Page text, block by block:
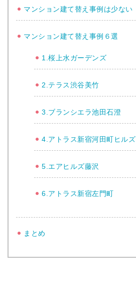
マンション建て替え事例は少ない
マンション建て替え事例６選
1.桜上水ガーデンズ
2.テラス渋谷美竹
3.ブランシエラ池田石澄
4.アトラス新宿河田町ヒルズ
5.エアヒルズ藤沢
6.アトラス新宿左門町
まとめ